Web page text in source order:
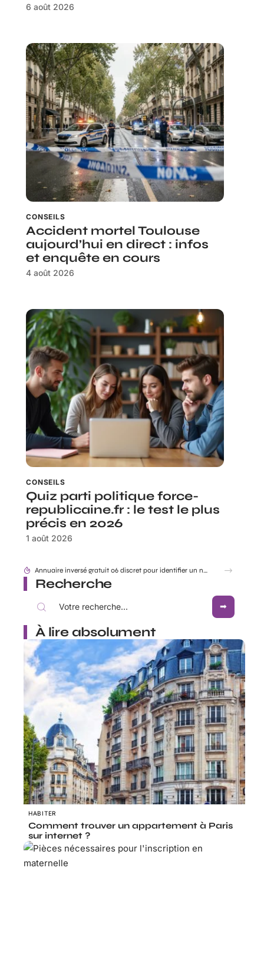
6 août 2026
CONSEILS
Accident mortel Toulouse
aujourd’hui en direct : infos
et enquête en cours
4 août 2026
CONSEILS
Quiz parti politique force-
republicaine.fr : le test le plus
précis en 2026
1 août 2026
Accident mortel Toulouse aujourd’hui en direct : infos et enquête en cours
Recherche
À lire absolument
HABITER
Comment trouver un appartement à Paris
sur internet ?